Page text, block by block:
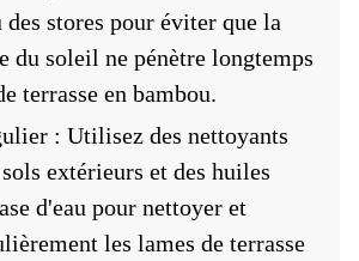
des stores pour éviter que la
du soleil ne pénètre longtemps
terrasse en bambou.
: Utilisez des nettoyants
extérieurs et des huiles
d'eau pour nettoyer et
les lames de terrasse